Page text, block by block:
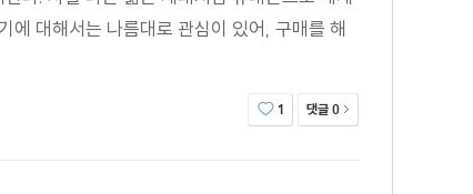
에 대해서는 나름대로 관심이 있어, 구매를 해
1 댓글 0